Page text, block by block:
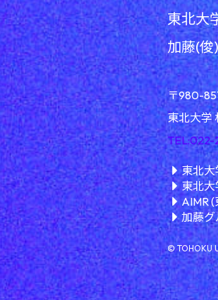
東北大
加藤(
〒980-
東北大学
TEL:022-
東北大
東北
AIMR
加藤グ
©︎ TOHOKU